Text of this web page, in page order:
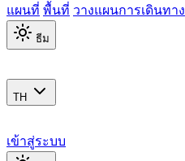
แผนที่ พื้นที่ วางแผนการเดินทาง
ธีม
TH
เข้าสู่ระบบ